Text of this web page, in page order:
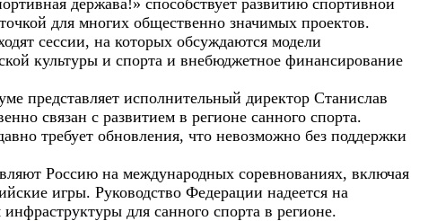
держава!» способствует развитию спортивной
для многих общественно значимых проектов.
сессии, на которых обсуждаются модели
культуры и спорта и внебюджетное финансирование
представляет исполнительный директор Станислав
связан с развитием в регионе санного спорта.
требует обновления, что невозможно без поддержки
Россию на международных соревнованиях, включая
игры. Руководство Федерации надеется на
для санного спорта в регионе.